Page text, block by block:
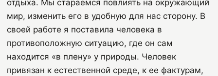
отдыха. Мы стараемся повлиять на окружающий
мир, изменить его в удобную для нас сторону. В
своей работе я поставила человека в
противоположную ситуацию, где он сам
находится «в плену» у природы. Человек
привязан к естественной среде, к ее фактурам,